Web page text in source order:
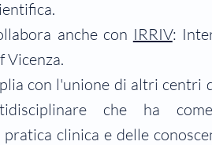
anche con IRRIV:
Vicenza.
con l'unione di altri centri
che ha
clinica e delle